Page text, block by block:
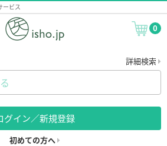
ービス
0
詳細検索
グイン／新規登録
初めての方へ